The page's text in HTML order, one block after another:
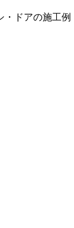
・ドアの施工例